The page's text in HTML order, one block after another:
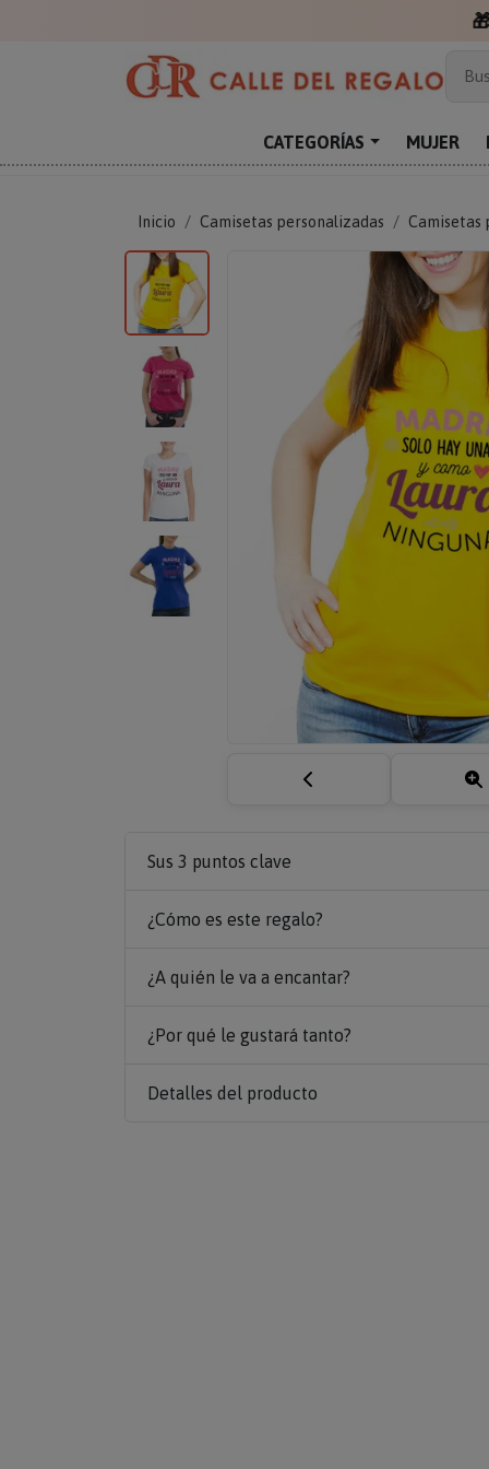
🎁
CATEGORÍAS MUJER
Inicio Camisetas personalizadas Camisetas
Sus 3 puntos clave
¿Cómo es este regalo?
¿A quién le va a encantar?
¿Por qué le gustará tanto?
Detalles del producto